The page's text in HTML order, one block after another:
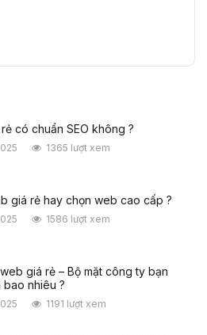
có chuẩn SEO không ?
1365 lượt xem
giá rẻ hay chọn web cao cấp ?
1586 lượt xem
giá rẻ – Bộ mặt công ty bạn
nhiêu ?
1191 lượt xem